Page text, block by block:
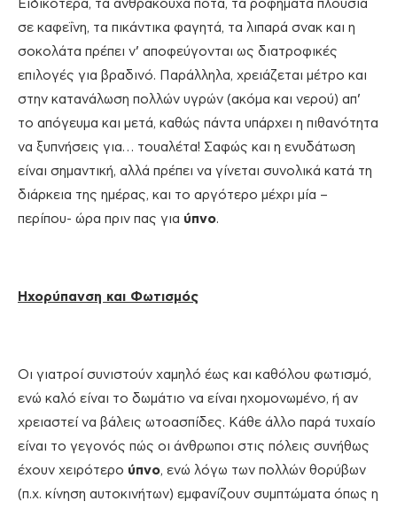
Ειδικότερα, τα ανθρακούχα ποτά, τα ροφήματα πλούσια
σε καφεΐνη, τα πικάντικα φαγητά, τα λιπαρά σνακ και η
σοκολάτα πρέπει ν’ αποφεύγονται ως διατροφικές
επιλογές για βραδινό. Παράλληλα, χρειάζεται μέτρο και
στην κατανάλωση πολλών υγρών (ακόμα και νερού) απ’
το απόγευμα και μετά, καθώς πάντα υπάρχει η πιθανότητα
να ξυπνήσεις για… τουαλέτα! Σαφώς και η ενυδάτωση
είναι σημαντική, αλλά πρέπει να γίνεται συνολικά κατά τη
διάρκεια της ημέρας, και το αργότερο μέχρι μία –
περίπου- ώρα πριν πας για ύπνο.
Ηχορύπανση και Φωτισμός
Οι γιατροί συνιστούν χαμηλό έως και καθόλου φωτισμό,
ενώ καλό είναι το δωμάτιο να είναι ηχομονωμένο, ή αν
χρειαστεί να βάλεις ωτοασπίδες. Κάθε άλλο παρά τυχαίο
είναι το γεγονός πώς οι άνθρωποι στις πόλεις συνήθως
έχουν χειρότερο ύπνο, ενώ λόγω των πολλών θορύβων
(π.χ. κίνηση αυτοκινήτων) εμφανίζουν συμπτώματα όπως η